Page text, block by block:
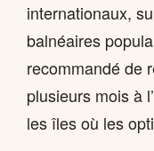
internationaux,
balnéaires
recommandé de
plusieurs mois à
les îles où les